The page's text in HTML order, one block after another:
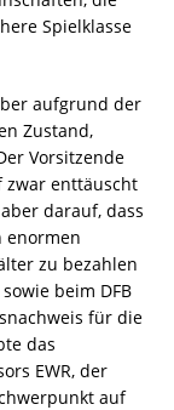
Spielklasse
aufgrund der
Zustand,
Vorsitzende
zwar enttäuscht
darauf, dass
enormen
zu bezahlen
beim DFB
für die
das
EWR, der
auf